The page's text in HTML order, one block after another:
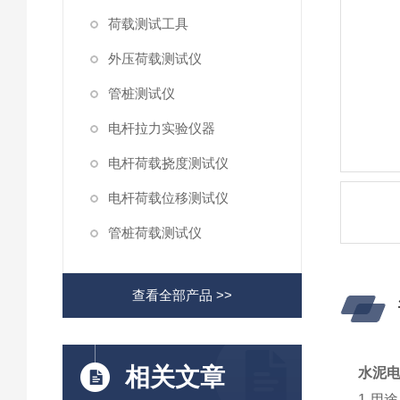
荷载测试工具
外压荷载测试仪
管桩测试仪
电杆拉力实验仪器
电杆荷载挠度测试仪
电杆荷载位移测试仪
管桩荷载测试仪
查看全部产品 >>
相关文章
水泥